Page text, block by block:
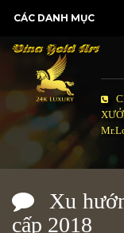
CÁC DANH MỤC
Xu
cấp 2018